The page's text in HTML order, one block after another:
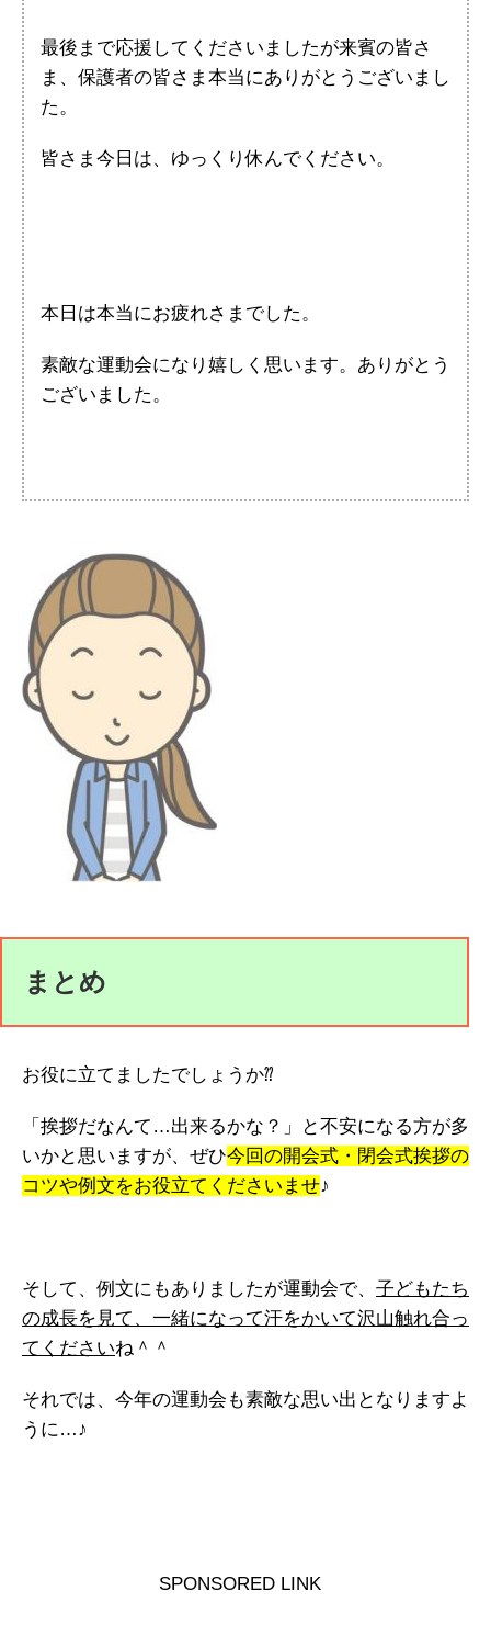
最後まで応援してくださいましたが来賓の皆さ
ま、保護者の皆さま本当にありがとうございまし
た。
皆さま今日は、ゆっくり休んでください。
本日は本当にお疲れさまでした。
素敵な運動会になり嬉しく思います。ありがとう
ございました。
まとめ
お役に立てましたでしょうか⁇
「挨拶だなんて…出来るかな？」と不安になる方が多
いかと思いますが、ぜひ今回の開会式・閉会式挨拶の
コツや例文をお役立てくださいませ♪
そして、例文にもありましたが運動会で、 子どもたち
の成長を見て、一緒になって汗をかいて沢山触れ合っ
てくださいね＾＾
それでは、今年の運動会も素敵な思い出となりますよ
うに…♪
SPONSORED LINK